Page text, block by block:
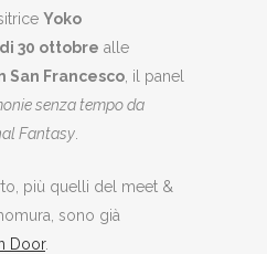
Yoko
30 ottobre alle
San Francesco , il panel
senza tempo da
Fantasy
più quelli del meet &
sono già
Door.